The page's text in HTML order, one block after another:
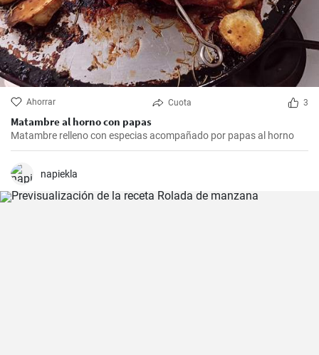
Ahorrar Cuota 3
Matambre al horno con papas
Matambre relleno con especias acompañado por papas al horno
napiekla